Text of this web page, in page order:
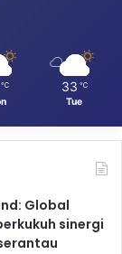
℃ 33 ℃
Tue
Global
sinergi